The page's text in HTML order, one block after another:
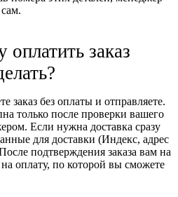
заказ
заказ без оплаты и отправляете.
только после проверки вашего
Если нужна доставка сразу
для доставки (Индекс, адрес
подтверждения заказа вам на
оплату, по которой вы сможете